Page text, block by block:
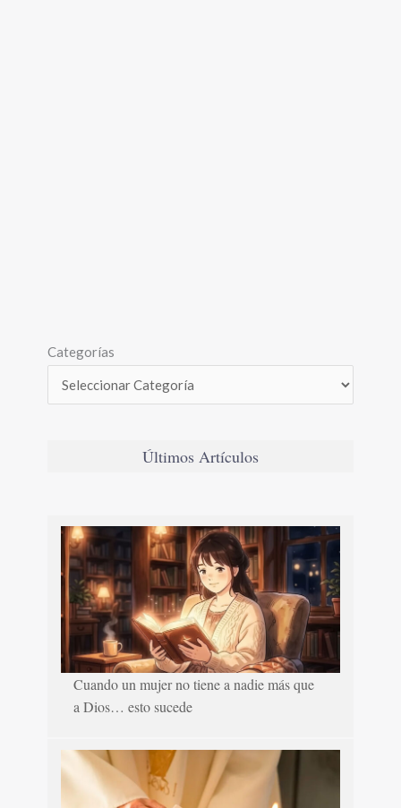
Categorías
Últimos Artículos
Cuando un mujer no tiene a nadie más que
a Dios… esto sucede